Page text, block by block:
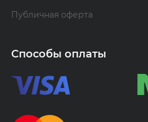
Публичная оферта
Способы оплаты